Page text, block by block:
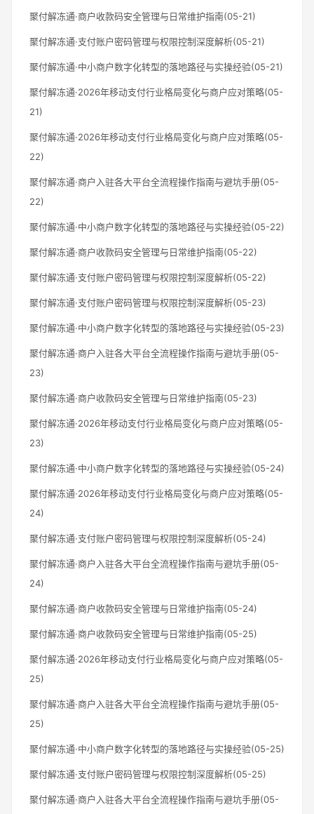
聚付解冻通·商户收款码安全管理与日常维护指南(05-21)
聚付解冻通·支付账户密码管理与权限控制深度解析(05-21)
聚付解冻通·中小商户数字化转型的落地路径与实操经验(05-21)
聚付解冻通·2026年移动支付行业格局变化与商户应对策略(05-
21)
聚付解冻通·2026年移动支付行业格局变化与商户应对策略(05-
22)
聚付解冻通·商户入驻各大平台全流程操作指南与避坑手册(05-
22)
聚付解冻通·中小商户数字化转型的落地路径与实操经验(05-22)
聚付解冻通·商户收款码安全管理与日常维护指南(05-22)
聚付解冻通·支付账户密码管理与权限控制深度解析(05-22)
聚付解冻通·支付账户密码管理与权限控制深度解析(05-23)
聚付解冻通·中小商户数字化转型的落地路径与实操经验(05-23)
聚付解冻通·商户入驻各大平台全流程操作指南与避坑手册(05-
23)
聚付解冻通·商户收款码安全管理与日常维护指南(05-23)
聚付解冻通·2026年移动支付行业格局变化与商户应对策略(05-
23)
聚付解冻通·中小商户数字化转型的落地路径与实操经验(05-24)
聚付解冻通·2026年移动支付行业格局变化与商户应对策略(05-
24)
聚付解冻通·支付账户密码管理与权限控制深度解析(05-24)
聚付解冻通·商户入驻各大平台全流程操作指南与避坑手册(05-
24)
聚付解冻通·商户收款码安全管理与日常维护指南(05-24)
聚付解冻通·商户收款码安全管理与日常维护指南(05-25)
聚付解冻通·2026年移动支付行业格局变化与商户应对策略(05-
25)
聚付解冻通·商户入驻各大平台全流程操作指南与避坑手册(05-
25)
聚付解冻通·中小商户数字化转型的落地路径与实操经验(05-25)
聚付解冻通·支付账户密码管理与权限控制深度解析(05-25)
聚付解冻通·商户入驻各大平台全流程操作指南与避坑手册(05-